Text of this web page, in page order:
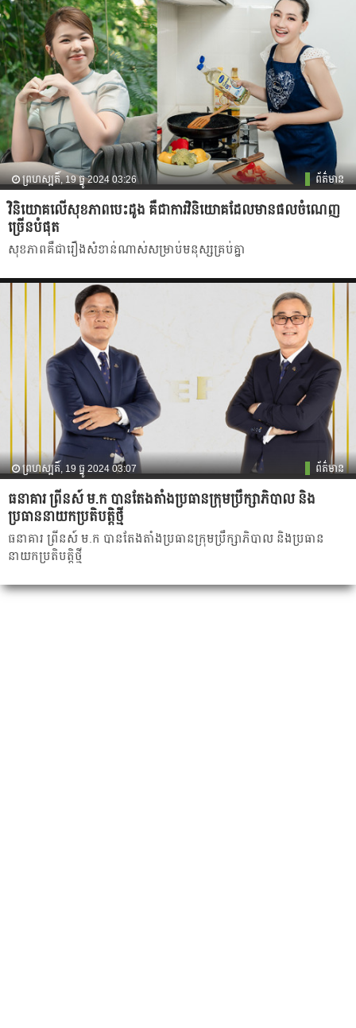
ព្រហស្បតិ៍, 19 ធ្នូ 2024 03:26 ព័ត៌មាន
វិនិយោគលើសុខភាពបេះដូង គឺជាការវិនិយោគដែលមានផលចំណេញ
ច្រើនបំផុត
សុខភាពគឺជារឿងសំខាន់ណាស់សម្រាប់មនុស្សគ្រប់គ្នា
ព្រហស្បតិ៍, 19 ធ្នូ 2024 03:07 ព័ត៌មាន
ធនាគារ ព្រីនស៍ ម.ក បានតែងតាំងប្រធានក្រុមប្រឹក្សាភិបាល និង
ប្រធាននាយកប្រតិបត្តិថ្មី
ធនាគារ ព្រីនស៍ ម.ក បានតែងតាំងប្រធានក្រុមប្រឹក្សាភិបាល និងប្រធាន
នាយកប្រតិបត្តិថ្មី